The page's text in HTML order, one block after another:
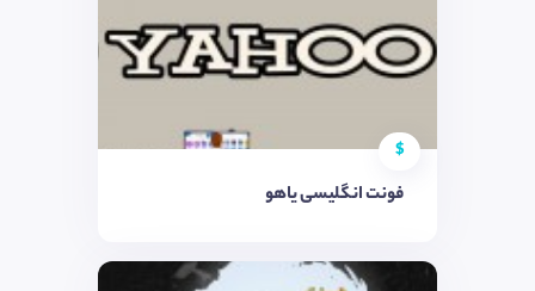
$
فونت انگلیسی یاهو